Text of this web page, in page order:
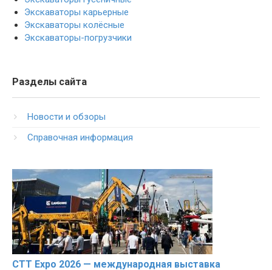
Экскаваторы карьерные
Экскаваторы колёсные
Экскаваторы-погрузчики
Разделы сайта
Новости и обзоры
Справочная информация
CTT Expo 2026 — международная выставка